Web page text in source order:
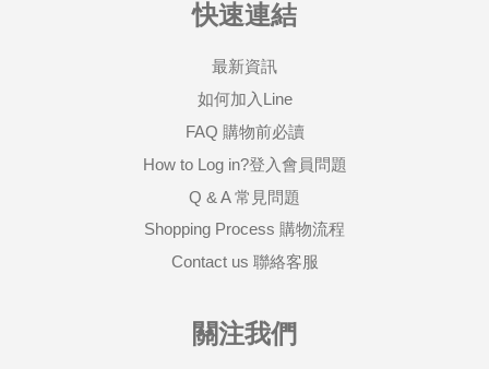
快速連結
最新資訊
如何加入Line
FAQ 購物前必讀
How to Log in?登入會員問題
Q & A 常見問題
Shopping Process 購物流程
Contact us 聯絡客服
關注我們